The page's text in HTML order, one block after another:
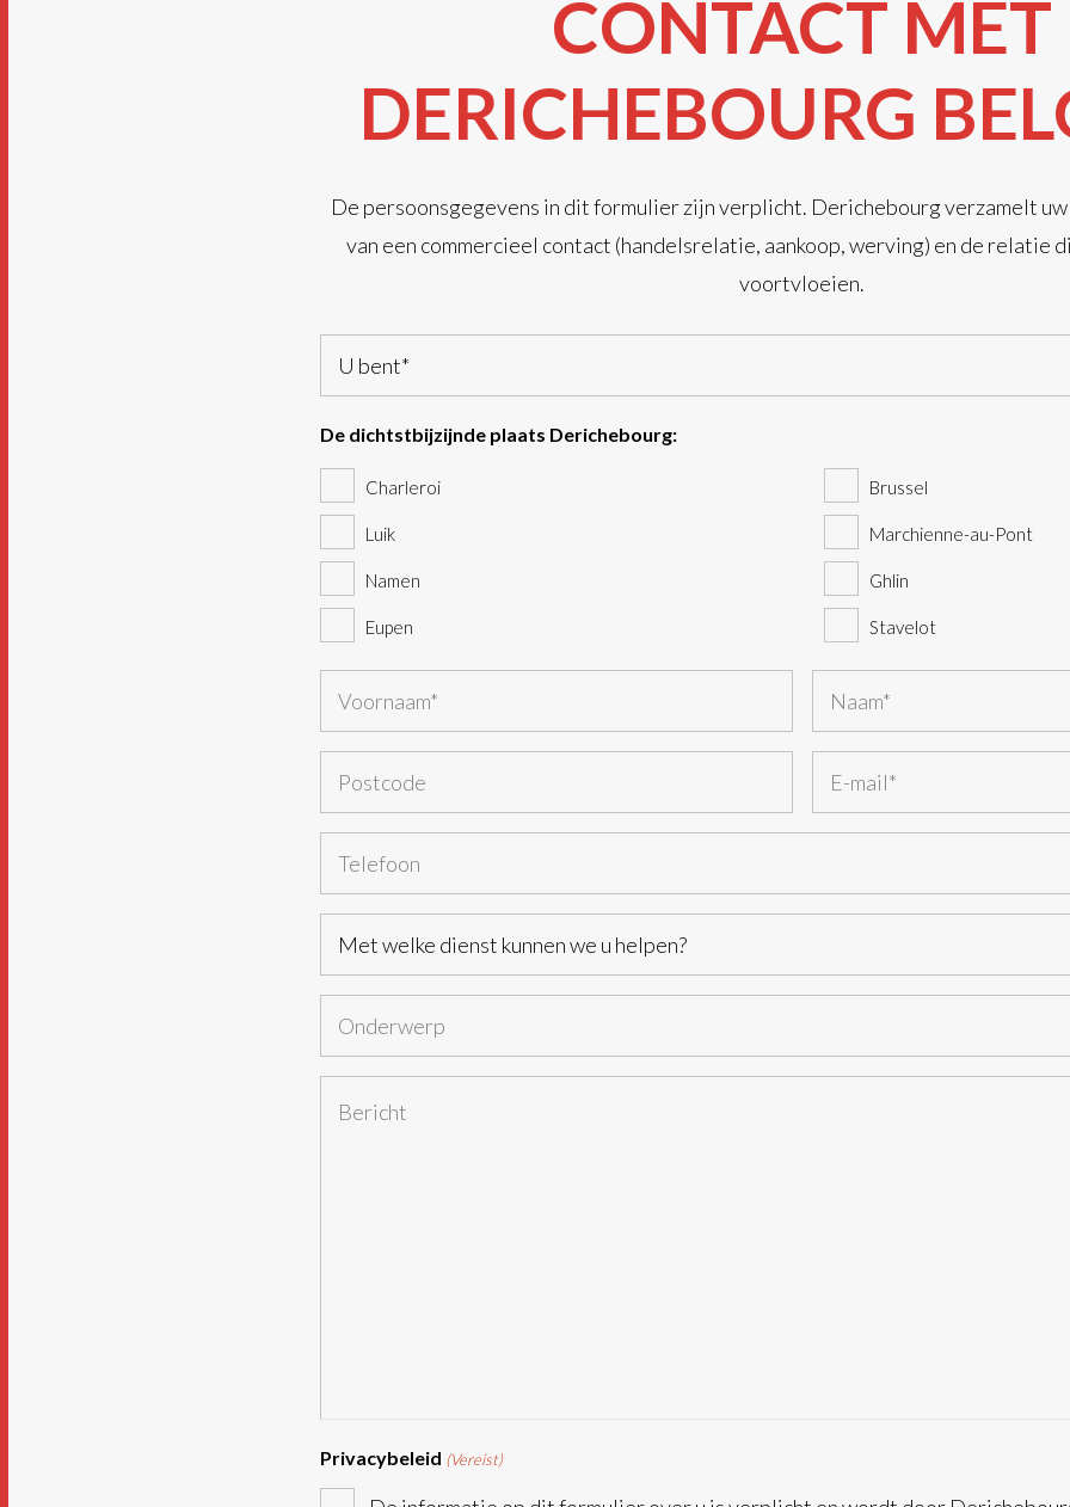
CONTACT MET
DERICHEBOURG
De persoonsgegevens in dit formulier zijn verplicht. Derichebourg verzamelt
van een commercieel contact (handelsrelatie, aankoop, werving) en de relatie
voortvloeien.
bent
(Vereist)
De dichtstbijzijnde plaats Derichebourg:
Charleroi Brussel
Luik Marchienne-au-Pont
Namen Ghlin
Eupen Stavelot
(Vereist)
Eerste Last
we
Privacybeleid (Vereist)